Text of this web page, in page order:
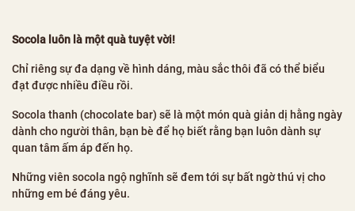
Socola luôn là một quà tuyệt vời!
Chỉ riêng sự đa dạng về hình dáng, màu sắc thôi đã có thể biểu
đạt được nhiều điều rồi.
Socola thanh (chocolate bar) sẽ là một món quà giản dị hằng ngày
dành cho người thân, bạn bè để họ biết rằng bạn luôn dành sự
quan tâm ấm áp đến họ.
Những viên socola ngộ nghĩnh sẽ đem tới sự bất ngờ thú vị cho
những em bé đáng yêu.